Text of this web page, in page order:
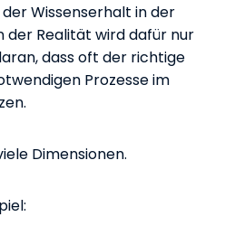
Wissenserhalt in der
der Realität wird dafür nur
dass oft der richtige
Prozesse im
Dimensionen.